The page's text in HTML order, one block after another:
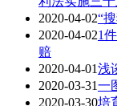
2020-04-02“
2020-04-021
赔
2020-04-01浅
2020-03-31一
2020-03-30培